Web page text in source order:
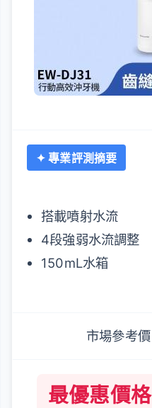
✦ 專業評測摘要
搭載噴射水流
4段強弱水流調整
150mL水箱
市場參考
最優惠價